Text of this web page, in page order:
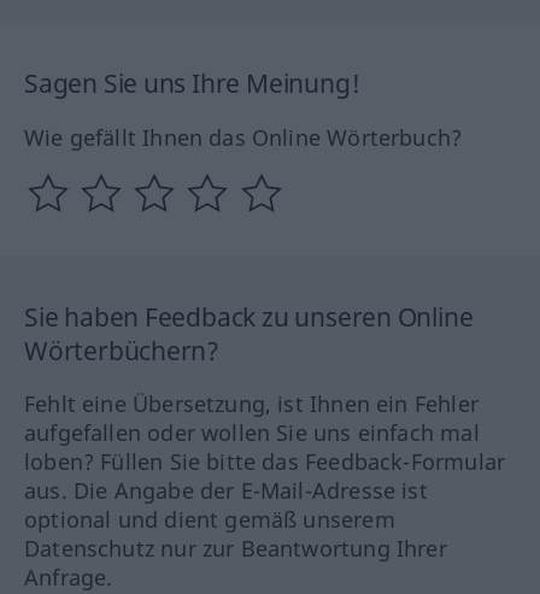
Sagen Sie uns Ihre Meinung!
Wie gefällt Ihnen das Online Wörterbuch?
Sie haben Feedback zu unseren Online
Wörterbüchern?
Fehlt eine Übersetzung, ist Ihnen ein Fehler
aufgefallen oder wollen Sie uns einfach mal
loben? Füllen Sie bitte das Feedback-Formular
aus. Die Angabe der E-Mail-Adresse ist
optional und dient gemäß unserem
Datenschutz nur zur Beantwortung Ihrer
Anfrage.